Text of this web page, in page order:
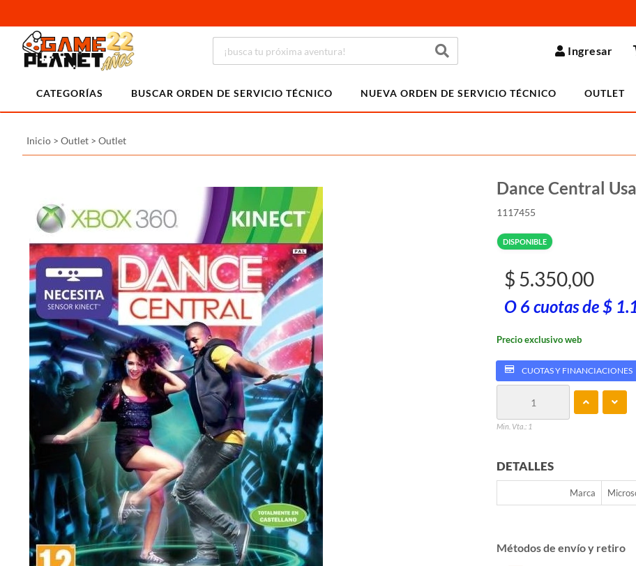
Ingresar
CATEGORÍAS BUSCAR ORDEN DE SERVICIO TÉCNICO NUEVA ORDEN DE SERVICIO TÉCNICO OUTLET
Inicio > Outlet > Outlet
Dance Central
1117455
DISPONIBLE
$ 5.350,00
O 6 cuotas de $
Precio exclusivo web
CUOTAS Y FINANCIACIONES
Min. Vta.: 1
DETALLES
Marca
Métodos de envío y retiro